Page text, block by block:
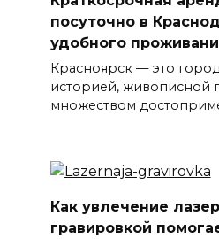
посуточно в
удобного
Красноярск — это
историей, живописной
множеством
Как увлечение
гравировкой